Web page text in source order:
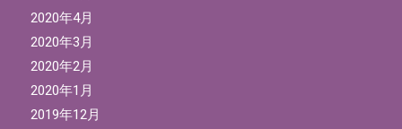
2020年4月
2020年3月
2020年2月
2020年1月
2019年12月